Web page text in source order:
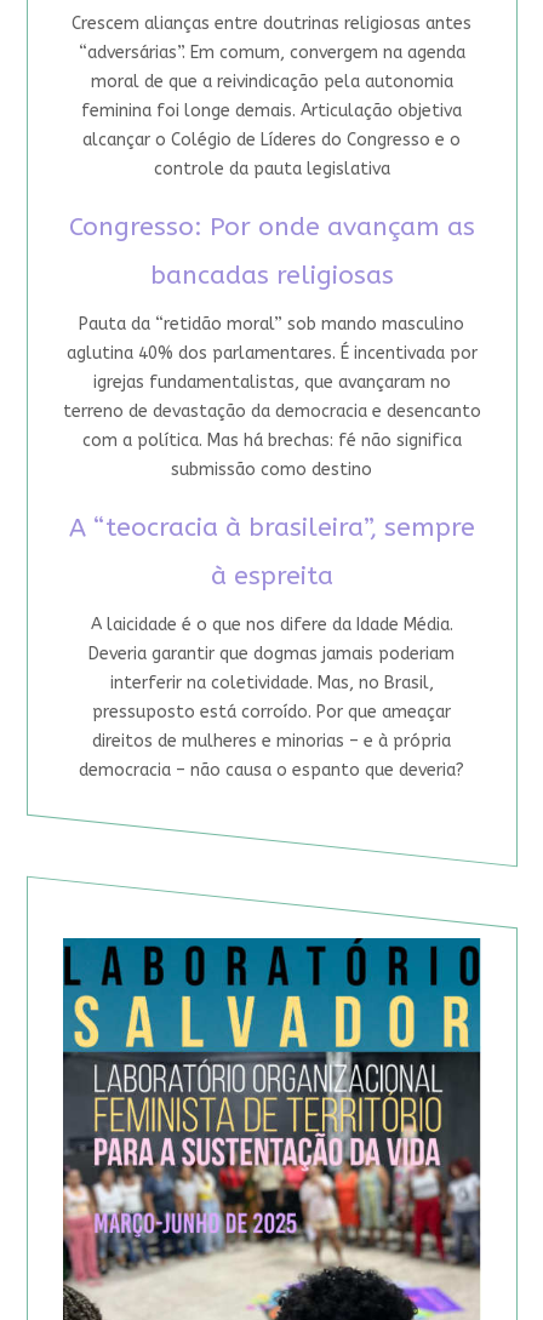
Crescem alianças entre doutrinas religiosas antes
“adversárias”. Em comum, convergem na agenda
moral de que a reivindicação pela autonomia
feminina foi longe demais. Articulação objetiva
alcançar o Colégio de Líderes do Congresso e o
controle da pauta legislativa
Congresso: Por onde avançam as
bancadas religiosas
Pauta da “retidão moral” sob mando masculino
aglutina 40% dos parlamentares. É incentivada por
igrejas fundamentalistas, que avançaram no
terreno de devastação da democracia e desencanto
com a política. Mas há brechas: fé não significa
submissão como destino
A “teocracia à brasileira”, sempre
à espreita
A laicidade é o que nos difere da Idade Média.
Deveria garantir que dogmas jamais poderiam
interferir na coletividade. Mas, no Brasil,
pressuposto está corroído. Por que ameaçar
direitos de mulheres e minorias – e à própria
democracia – não causa o espanto que deveria?